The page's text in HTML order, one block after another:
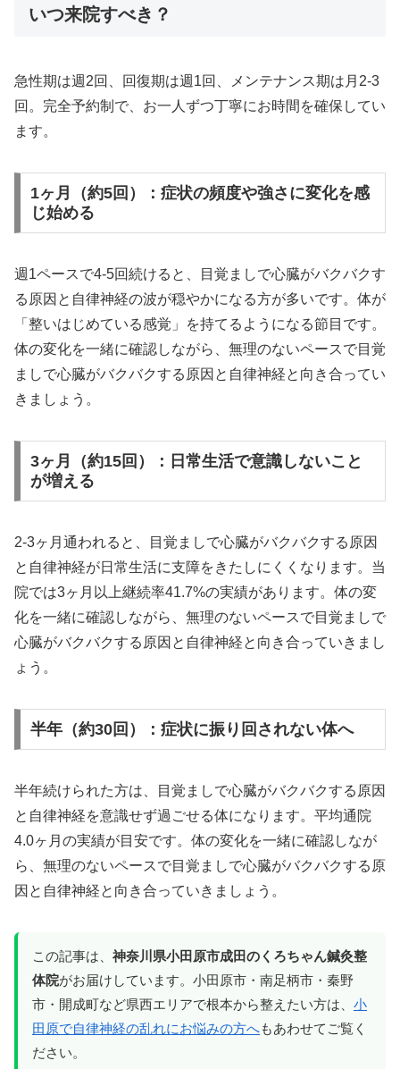
いつ来院すべき？
急性期は週2回、回復期は週1回、メンテナンス期は月2-3
回。完全予約制で、お一人ずつ丁寧にお時間を確保してい
ます。
1ヶ月（約5回）：症状の頻度や強さに変化を感
じ始める
週1ペースで4-5回続けると、目覚ましで心臓がバクバクす
る原因と自律神経の波が穏やかになる方が多いです。体が
「整いはじめている感覚」を持てるようになる節目です。
体の変化を一緒に確認しながら、無理のないペースで目覚
ましで心臓がバクバクする原因と自律神経と向き合ってい
きましょう。
3ヶ月（約15回）：日常生活で意識しないこと
が増える
2-3ヶ月通われると、目覚ましで心臓がバクバクする原因
と自律神経が日常生活に支障をきたしにくくなります。当
院では3ヶ月以上継続率41.7%の実績があります。体の変
化を一緒に確認しながら、無理のないペースで目覚ましで
心臓がバクバクする原因と自律神経と向き合っていきまし
ょう。
半年（約30回）：症状に振り回されない体へ
半年続けられた方は、目覚ましで心臓がバクバクする原因
と自律神経を意識せず過ごせる体になります。平均通院
4.0ヶ月の実績が目安です。体の変化を一緒に確認しなが
ら、無理のないペースで目覚ましで心臓がバクバクする原
因と自律神経と向き合っていきましょう。
この記事は、 神奈川県小田原市成田のくろちゃん鍼灸整
体院がお届けしています。小田原市・南足柄市・秦野
市・開成町など県西エリアで根本から整えたい方は、 小
田原で自律神経の乱れにお悩みの方へもあわせてご覧く
ださい。